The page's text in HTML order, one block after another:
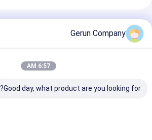
المنتجات الموصى بها
Gerun Company
6:57 AM
Good day, what product are you looking for?